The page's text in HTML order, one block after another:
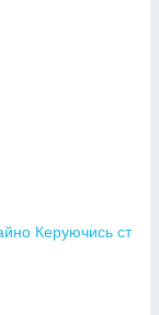
Керуючись ст